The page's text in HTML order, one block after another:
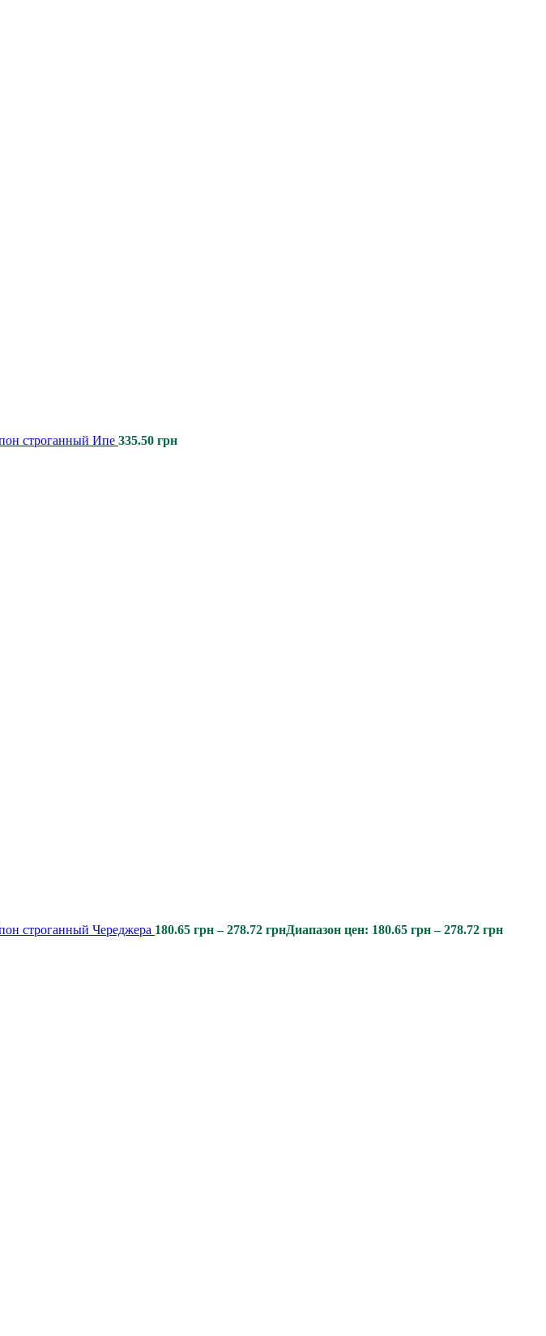
строганный Ипе 335.50 грн
строганный Череджера 180.65 грн – 278.72 грнДиапазон цен: 180.65 грн – 278.72 грн